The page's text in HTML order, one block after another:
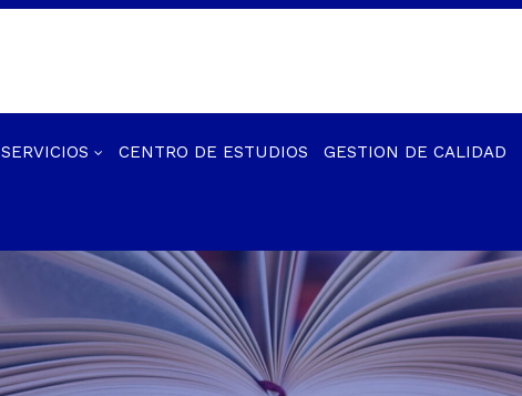
SERVICIOS CENTRO DE ESTUDIOS GESTION DE CALIDAD